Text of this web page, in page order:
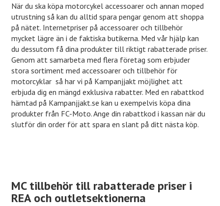
När du ska köpa motorcykel accessoarer och annan moped
utrustning så kan du alltid spara pengar genom att shoppa
på nätet. Internetpriser på accessoarer och tillbehör
mycket lägre än i de faktiska butikerna. Med vår hjälp kan
du dessutom få dina produkter till riktigt rabatterade priser.
Genom att samarbeta med flera företag som erbjuder
stora sortiment med accessoarer och tillbehör för
motorcyklar så har vi på Kampanjjakt möjlighet att
erbjuda dig en mängd exklusiva rabatter. Med en rabattkod
hämtad på Kampanjjakt.se kan u exempelvis köpa dina
produkter från FC-Moto. Ange din rabattkod i kassan när du
slutför din order för att spara en slant på ditt nästa köp.
MC tillbehör till rabatterade priser i
REA och outletsektionerna